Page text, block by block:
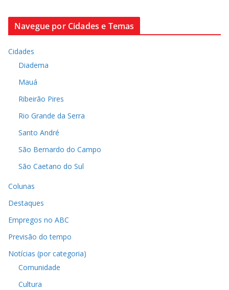
Navegue por Cidades e Temas
Cidades
Diadema
Mauá
Ribeirão Pires
Rio Grande da Serra
Santo André
São Bernardo do Campo
São Caetano do Sul
Colunas
Destaques
Empregos no ABC
Previsão do tempo
Notícias (por categoria)
Comunidade
Cultura